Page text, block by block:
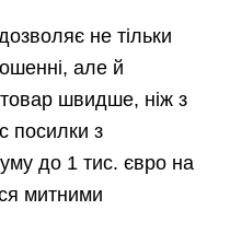
не тільки
але й
швидше, ніж з
посилки з
до 1 тис. євро на
митними